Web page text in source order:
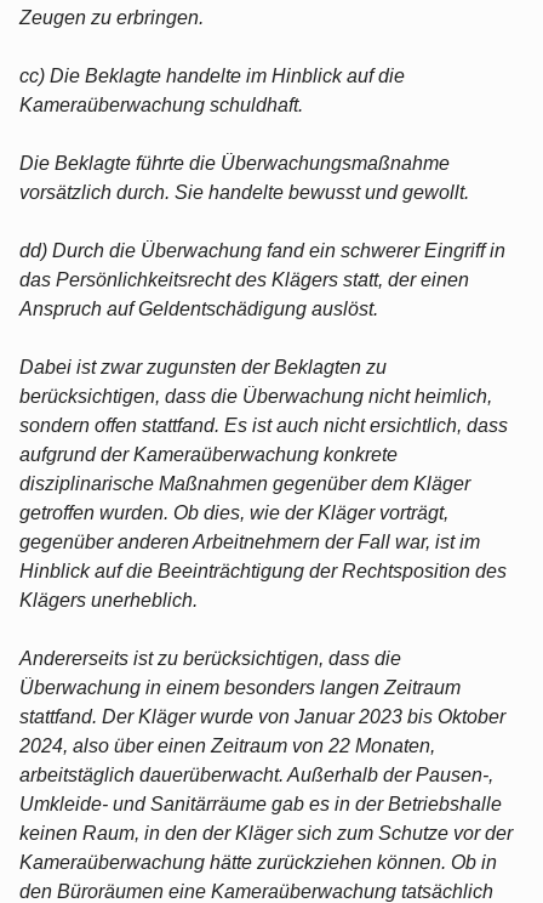
Zeugen zu erbringen.
cc) Die Beklagte handelte im Hinblick auf die
Kameraüberwachung schuldhaft.
Die Beklagte führte die Überwachungsmaßnahme
vorsätzlich durch. Sie handelte bewusst und gewollt.
dd) Durch die Überwachung fand ein schwerer Eingriff in
das Persönlichkeitsrecht des Klägers statt, der einen
Anspruch auf Geldentschädigung auslöst.
Dabei ist zwar zugunsten der Beklagten zu
berücksichtigen, dass die Überwachung nicht heimlich,
sondern offen stattfand. Es ist auch nicht ersichtlich, dass
aufgrund der Kameraüberwachung konkrete
disziplinarische Maßnahmen gegenüber dem Kläger
getroffen wurden. Ob dies, wie der Kläger vorträgt,
gegenüber anderen Arbeitnehmern der Fall war, ist im
Hinblick auf die Beeinträchtigung der Rechtsposition des
Klägers unerheblich.
Andererseits ist zu berücksichtigen, dass die
Überwachung in einem besonders langen Zeitraum
stattfand. Der Kläger wurde von Januar 2023 bis Oktober
2024, also über einen Zeitraum von 22 Monaten,
arbeitstäglich dauerüberwacht. Außerhalb der Pausen-,
Umkleide- und Sanitärräume gab es in der Betriebshalle
keinen Raum, in den der Kläger sich zum Schutze vor der
Kameraüberwachung hätte zurückziehen können. Ob in
den Büroräumen eine Kameraüberwachung tatsächlich